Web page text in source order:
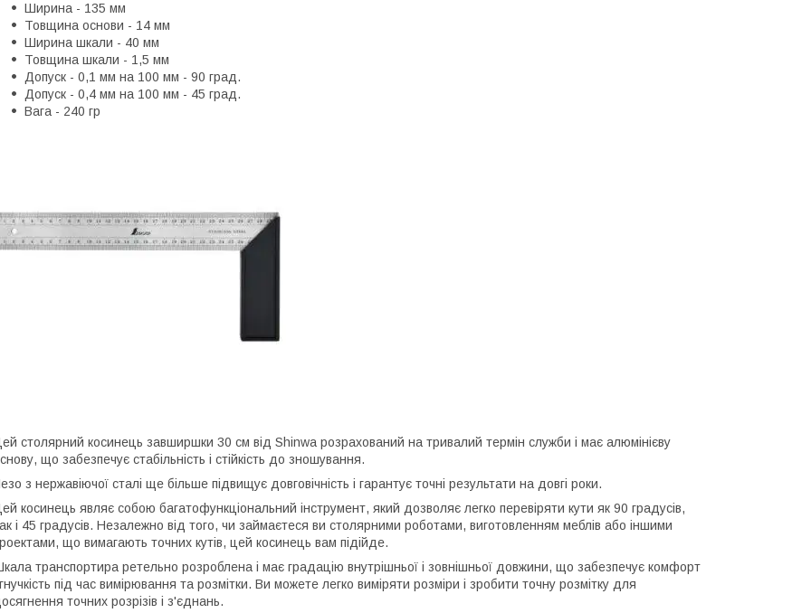
Ширина - 135 мм
Товщина основи - 14 мм
Ширина шкали - 40 мм
Товщина шкали - 1,5 мм
Допуск - 0,1 мм на 100 мм - 90 град.
Допуск - 0,4 мм на 100 мм - 45 град.
Вага - 240 гр
столярний косинець завширшки 30 см від Shinwa розрахований на тривалий термін служби і має алюмінієву
що забезпечує стабільність і стійкість до зношування.
з нержавіючої сталі ще більше підвищує довговічність і гарантує точні результати на довгі роки.
косинець являє собою багатофункціональний інструмент, який дозволяє легко перевіряти кути як 90 градусів,
і 45 градусів. Незалежно від того, чи займаєтеся ви столярними роботами, виготовленням меблів або іншими
що вимагають точних кутів, цей косинець вам підійде.
транспортира ретельно розроблена і має градацію внутрішньої і зовнішньої довжини, що забезпечує комфорт
гнучкість під час вимірювання та розмітки. Ви можете легко виміряти розміри і зробити точну розмітку для
точних розрізів і з'єднань.